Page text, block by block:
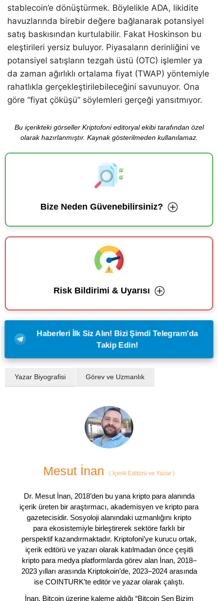
stablecoin’e dönüştürmek. Böylelikle ADA, likidite
havuzlarında birebir değere bağlanarak potansiyel
satış baskısından kurtulabilir. Fakat Hoskinson bu
eleştirileri yersiz buluyor. Piyasaların derinliğini ve
potansiyel satışların tezgah üstü (OTC) işlemler ya
da zaman ağırlıklı ortalama fiyat (TWAP) yöntemiyle
rahatlıkla gerçekleştirilebileceğini savunuyor. Ona
göre “fiyat çöküşü” söylemleri gerçeği yansıtmıyor.
Bu içerikteki görseller Kriptofoni editoryal ekibi tarafından özel
olarak hazırlanmıştır. Kaynak gösterilmeden kullanılamaz.
Bize Neden Güvenebilirsiniz?
Risk Bildirimi & Uyarısı
Haberleri İlk Siz Alın! Bizi Şimdi Telegram'da
Takip Edin!
Yazar Biyografisi Görev ve Uzmanlık
Mesut İnan ( İçerik Editörü ve Yazar )
Dr. Mesut İnan, 2018’den bu yana kripto para alanında
içerik üreten bir araştırmacı, akademisyen ve kripto para
gazetecisidir. Sosyoloji alanındaki uzmanlığını kripto
para ekosistemiyle birleştirerek sektöre farklı bir
perspektif kazandırmaktadır. Kriptofoni’ye kurucu ortak,
içerik editörü ve yazarı olarak katılmadan önce çeşitli
kripto para medya platformlarda görev alan İnan, 2018–
2023 yılları arasında Kriptokoin’de, 2023–2024 arasında
ise COINTURK’te editör ve yazar olarak çalıştı.
İnan, Bitcoin üzerine kaleme aldığı “Bitcoin Sen Bizim